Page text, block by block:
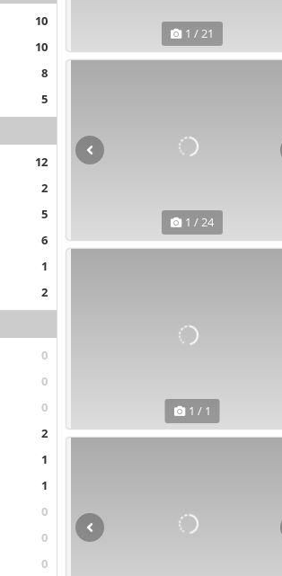
10
10
8
5
12
2
5
6
1
2
0
0
0
2
1
1
0
0
0
1 / 21
1 / 24
1 / 1